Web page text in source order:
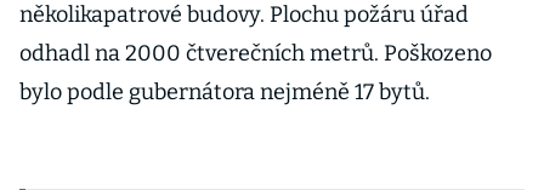
několikapatrové budovy. Plochu požáru úřad
odhadl na 2000 čtverečních metrů. Poškozeno
bylo podle gubernátora nejméně 17 bytů.